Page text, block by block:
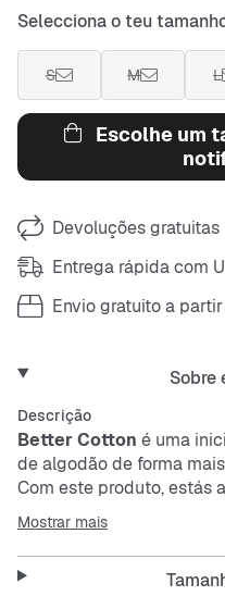
Selecciona o teu
S M L
Escolhe um
Devoluções gratuitas
Entrega rápida com
Envio gratuito a
Sobre
Descrição
Better Cotton é uma
de algodão de forma
Com este produto, estás
protegem o ambiente e
agricultores.
Mostrar mais